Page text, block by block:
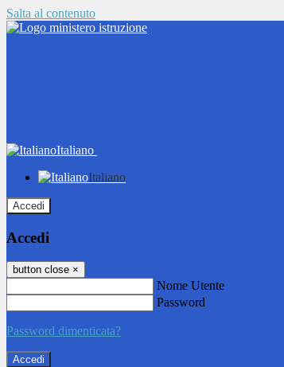
Salta al contenuto
Italiano
Italiano
Accedi
Accedi
button close ×
Nome Utente
Password
Password dimenticata?